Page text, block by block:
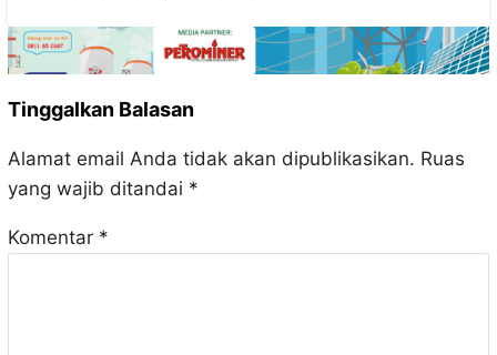
Tinggalkan Balasan
Alamat email Anda tidak akan dipublikasikan. Ruas
yang wajib ditandai *
Komentar *